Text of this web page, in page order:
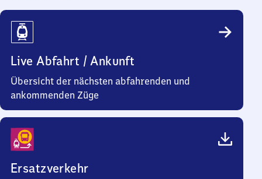
Reiseinfos
Live Abfahrt / Ankunft
Übersicht der nächsten abfahrenden und
ankommenden Züge
Ersatzverkehr